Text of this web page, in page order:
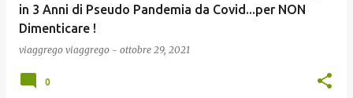
in 3 Anni di Pseudo Pandemia da Covid...per NON
Dimenticare !
viaggrego viaggrego - ottobre 29, 2021
0